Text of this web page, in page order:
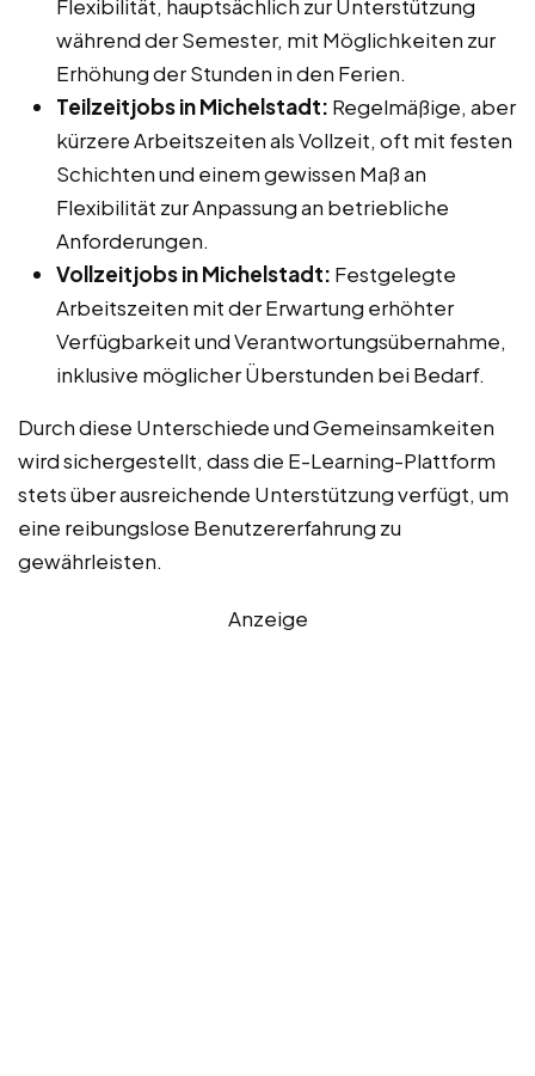
Flexibilität, hauptsächlich zur Unterstützung
während der Semester, mit Möglichkeiten zur
Erhöhung der Stunden in den Ferien.
Teilzeitjobs in Michelstadt: Regelmäßige, aber
kürzere Arbeitszeiten als Vollzeit, oft mit festen
Schichten und einem gewissen Maß an
Flexibilität zur Anpassung an betriebliche
Anforderungen.
Vollzeitjobs in Michelstadt: Festgelegte
Arbeitszeiten mit der Erwartung erhöhter
Verfügbarkeit und Verantwortungsübernahme,
inklusive möglicher Überstunden bei Bedarf.
Durch diese Unterschiede und Gemeinsamkeiten
wird sichergestellt, dass die E-Learning-Plattform
stets über ausreichende Unterstützung verfügt, um
eine reibungslose Benutzererfahrung zu
gewährleisten.
Anzeige